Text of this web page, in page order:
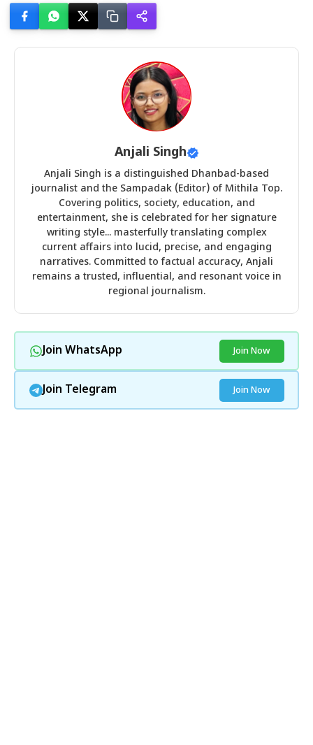
Anjali Singh
Anjali Singh is a distinguished Dhanbad-based
journalist and the Sampadak (Editor) of Mithila Top.
Covering politics, society, education, and
entertainment, she is celebrated for her signature
writing style... masterfully translating complex
current affairs into lucid, precise, and engaging
narratives. Committed to factual accuracy, Anjali
remains a trusted, influential, and resonant voice in
regional journalism.
Join WhatsApp Join Now
Join Telegram Join Now